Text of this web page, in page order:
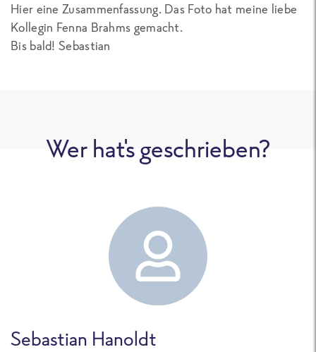
Hier eine Zusammenfassung. Das Foto hat meine liebe
Kollegin Fenna Brahms gemacht.
Bis bald! Sebastian
Wer hat's geschrieben?
Sebastian Hanoldt